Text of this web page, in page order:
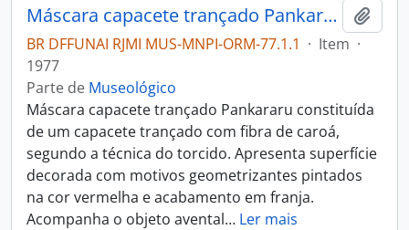
Máscara capacete trançado Pankararu
BR DFFUNAI RJMI MUS-MNPI-ORM-77.1.1 · Item ·
1977
Parte de Museológico
Máscara capacete trançado Pankararu constituída
de um capacete trançado com fibra de caroá,
segundo a técnica do torcido. Apresenta superfície
decorada com motivos geometrizantes pintados
na cor vermelha e acabamento em franja.
Acompanha o objeto avental… Ler mais